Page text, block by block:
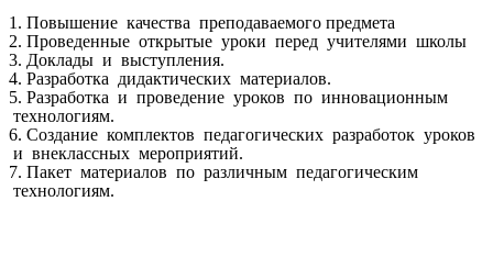
1. Повышение качества преподаваемого предмета
2. Проведенные открытые уроки перед учителями школы
3. Доклады и выступления.
4. Разработка дидактических материалов.
5. Разработка и проведение уроков по инновационным
технологиям.
6. Создание комплектов педагогических разработок уроков
и внеклассных мероприятий.
7. Пакет материалов по различным педагогическим
технологиям.